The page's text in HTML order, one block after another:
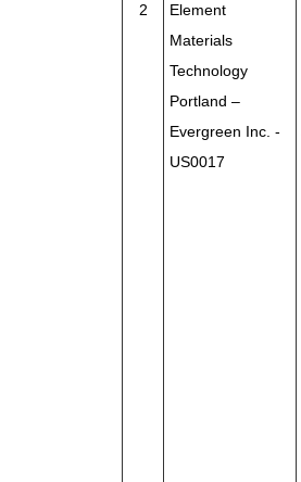
2
Element
Materials
Technology
Portland –
Evergreen Inc. -
US0017